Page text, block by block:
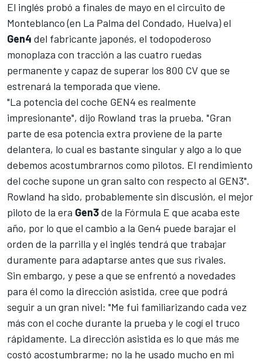
El inglés probó a finales de mayo en el circuito de
Monteblanco (en La Palma del Condado, Huelva) el
Gen4 del fabricante japonés, el todopoderoso
monoplaza con tracción a las cuatro ruedas
permanente y capaz de superar los 800 CV que se
estrenará la temporada que viene.
"La potencia del coche GEN4 es realmente
impresionante", dijo Rowland tras la prueba. "Gran
parte de esa potencia extra proviene de la parte
delantera, lo cual es bastante singular y algo a lo que
debemos acostumbrarnos como pilotos. El rendimiento
del coche supone un gran salto con respecto al GEN3".
Rowland ha sido, probablemente sin discusión, el mejor
piloto de la era Gen3de la Fórmula E que acaba este
año, por lo que el cambio a la Gen4 puede barajar el
orden de la parrilla y el inglés tendrá que trabajar
duramente para adaptarse antes que sus rivales.
Sin embargo, y pese a que se enfrentó a novedades
para él como la dirección asistida, cree que podrá
seguir a un gran nivel: "Me fui familiarizando cada vez
más con el coche durante la prueba y le cogí el truco
rápidamente. La dirección asistida es lo que más me
costó acostumbrarme; no la he usado mucho en mi